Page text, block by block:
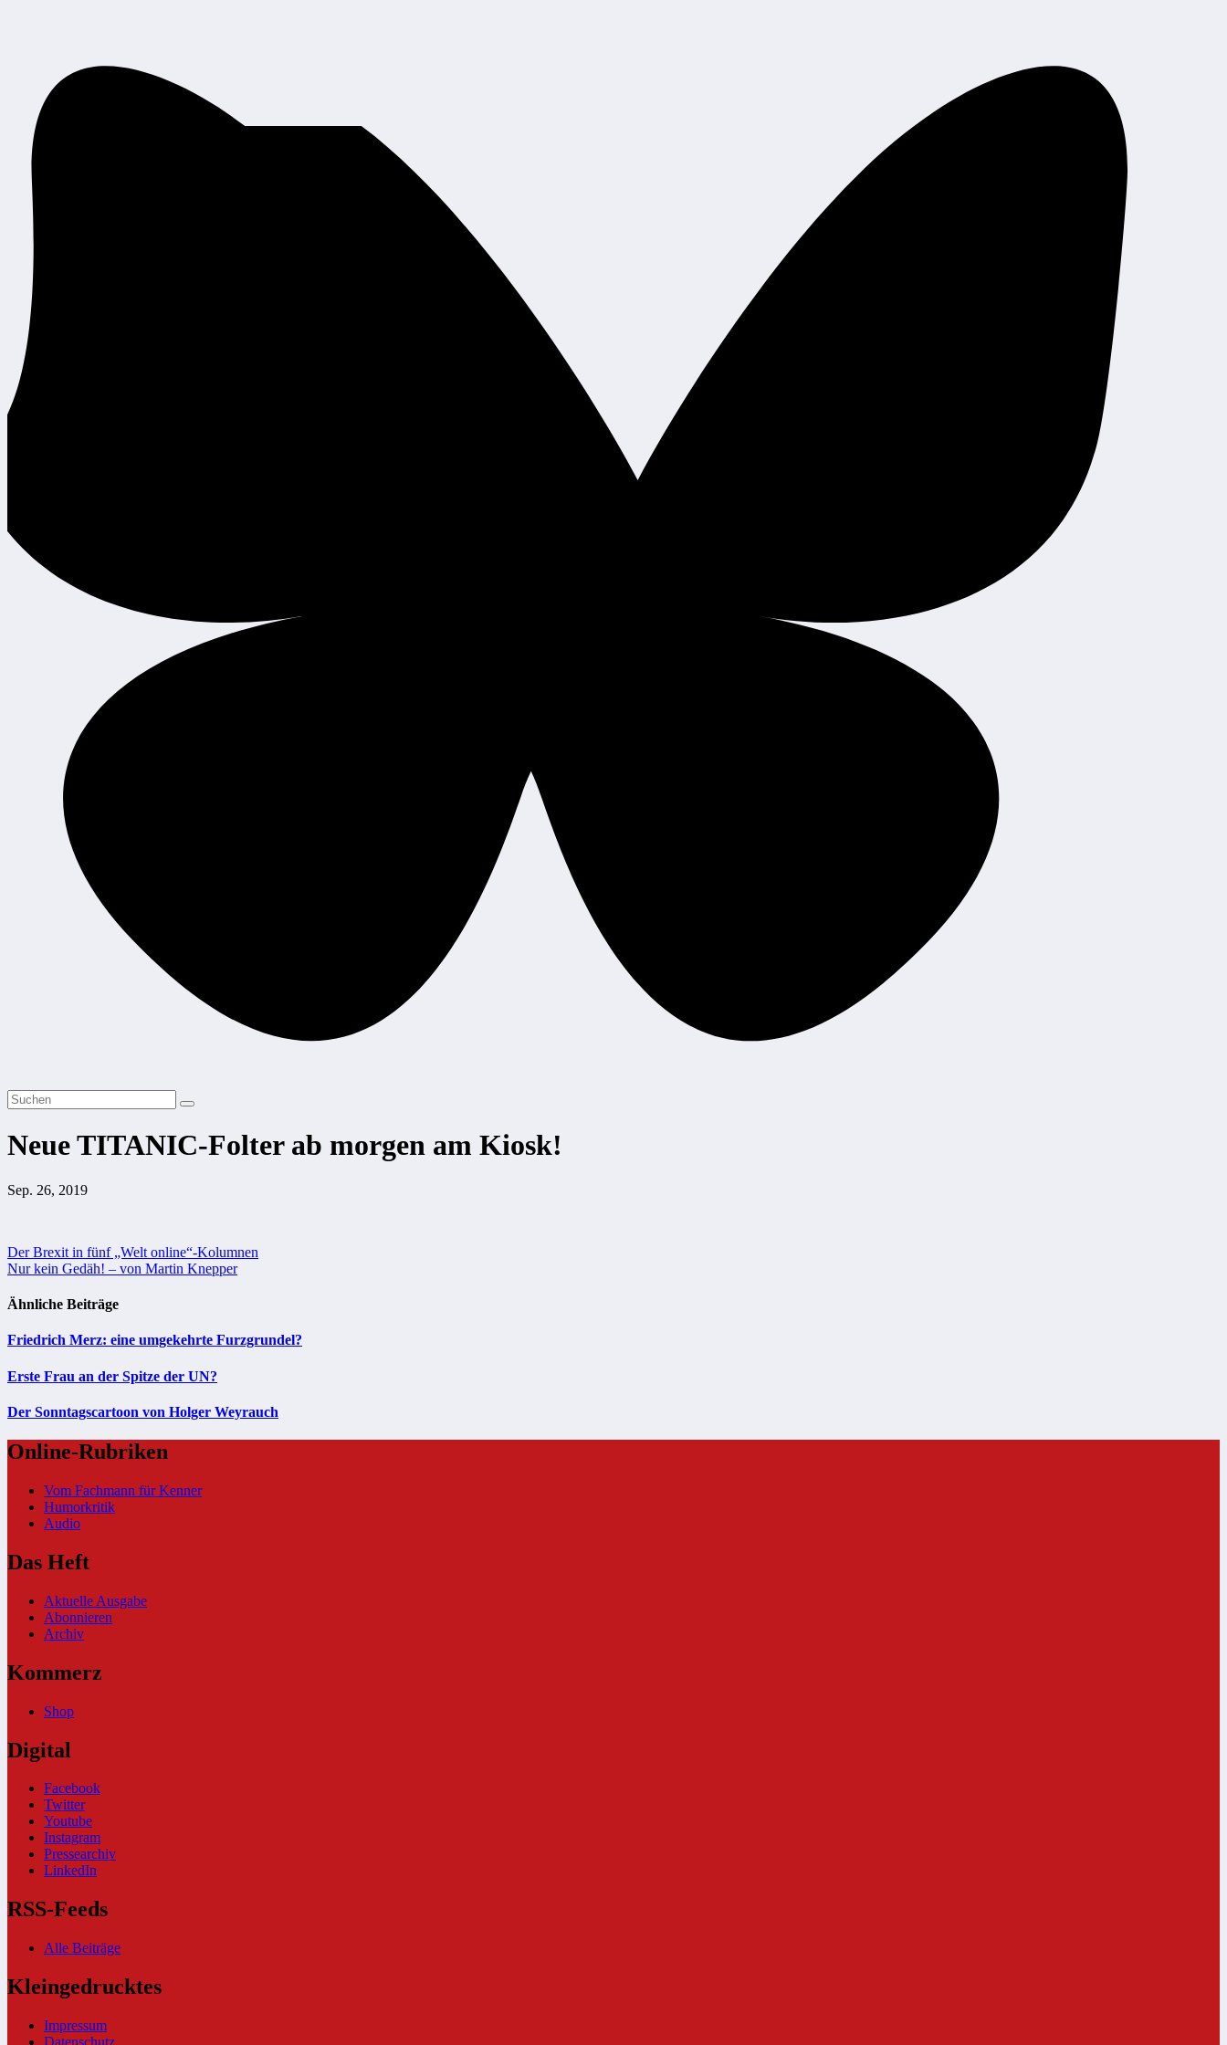
Neue TITANIC-Folter ab morgen am Kiosk!
Sep. 26, 2019
Beitragsnavigation
Der Brexit in fünf „Welt online“-Kolumnen
Nur kein Gedäh! – von Martin Knepper
Ähnliche Beiträge
Friedrich Merz: eine umgekehrte Furzgrundel?
Erste Frau an der Spitze der UN?
Der Sonntagscartoon von Holger Weyrauch
Online-Rubriken
Vom Fachmann für Kenner
Humorkritik
Audio
Das Heft
Aktuelle Ausgabe
Abonnieren
Archiv
Kommerz
Shop
Digital
Facebook
Twitter
Youtube
Instagram
Pressearchiv
LinkedIn
RSS-Feeds
Alle Beiträge
Kleingedrucktes
Impressum
Datenschutz